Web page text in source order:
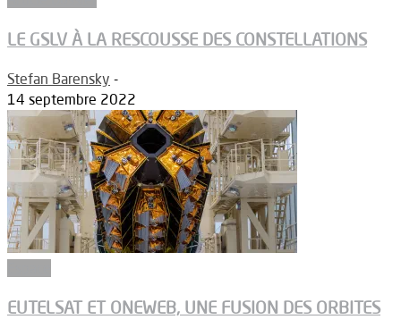
LE GSLV À LA RESCOUSSE DES CONSTELLATIONS
Stefan Barensky -
14 septembre 2022
EUTELSAT ET ONEWEB, UNE FUSION DES ORBITES